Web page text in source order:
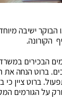
הבוקר ישיבה
הקורונה.
הבכירים
ברוט הנחה את
ברוט ציין כי
על הגורמים